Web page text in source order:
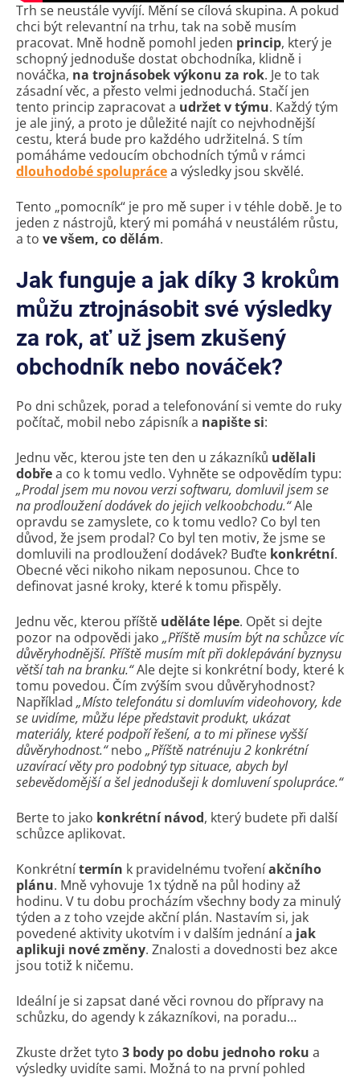
Trh se neustále vyvíjí. Mění se cílová skupina. A pokud
chci být relevantní na trhu, tak na sobě musím
pracovat. Mně hodně pomohl jeden princip, který je
schopný jednoduše dostat obchodníka, klidně i
nováčka, na trojnásobek výkonu za rok. Je to tak
zásadní věc, a přesto velmi jednoduchá. Stačí jen
tento princip zapracovat a udržet v týmu. Každý tým
je ale jiný, a proto je důležité najít co nejvhodnější
cestu, která bude pro každého udržitelná. S tím
pomáháme vedoucím obchodních týmů v rámci
dlouhodobé spoluprácea výsledky jsou skvělé.
Tento „pomocník“ je pro mě super i v téhle době. Je to
jeden z nástrojů, který mi pomáhá v neustálém růstu,
a to ve všem, co dělám.
Jak funguje a jak díky 3 krokům
můžu ztrojnásobit své výsledky
za rok, ať už jsem zkušený
obchodník nebo nováček?
Po dni schůzek, porad a telefonování si vemte do ruky
počítač, mobil nebo zápisník a napište si:
Jednu věc, kterou jste ten den u zákazníků udělali
dobřea co k tomu vedlo. Vyhněte se odpovědím typu:
„Prodal jsem mu novou verzi softwaru, domluvil jsem se
na prodloužení dodávek do jejich velkoobchodu.“Ale
opravdu se zamyslete, co k tomu vedlo? Co byl ten
důvod, že jsem prodal? Co byl ten motiv, že jsme se
domluvili na prodloužení dodávek? Buďte konkrétní.
Obecné věci nikoho nikam neposunou. Chce to
definovat jasné kroky, které k tomu přispěly.
Jednu věc, kterou příště uděláte lépe. Opět si dejte
pozor na odpovědi jako „Příště musím být na schůzce víc
důvěryhodnější. Příště musím mít při doklepávání byznysu
větší tah na branku.“Ale dejte si konkrétní body, které k
tomu povedou. Čím zvýším svou důvěryhodnost?
Například „Místo telefonátu si domluvím videohovory, kde
se uvidíme, můžu lépe představit produkt, ukázat
materiály, které podpoří řešení, a to mi přinese vyšší
důvěryhodnost.“nebo „Příště natrénuju 2 konkrétní
uzavírací věty pro podobný typ situace, abych byl
sebevědomější a šel jednodušeji k domluvení spolupráce.“
Berte to jako konkrétní návod, který budete při další
schůzce aplikovat.
Konkrétnítermín k pravidelnému tvořeníakčního
plánu. Mně vyhovuje 1x týdně na půl hodiny až
hodinu. V tu dobu procházím všechny body za minulý
týden a z toho vzejde akční plán. Nastavím si, jak
povedené aktivity ukotvím i v dalším jednání a jak
aplikuji nové změny. Znalosti a dovednosti bez akce
jsou totiž k ničemu.
Ideální je si zapsat dané věci rovnou do přípravy na
schůzku, do agendy k zákazníkovi, na poradu…
Zkuste držet tyto 3 body po dobu jednoho roku a
výsledky uvidíte sami. Možná to na první pohled